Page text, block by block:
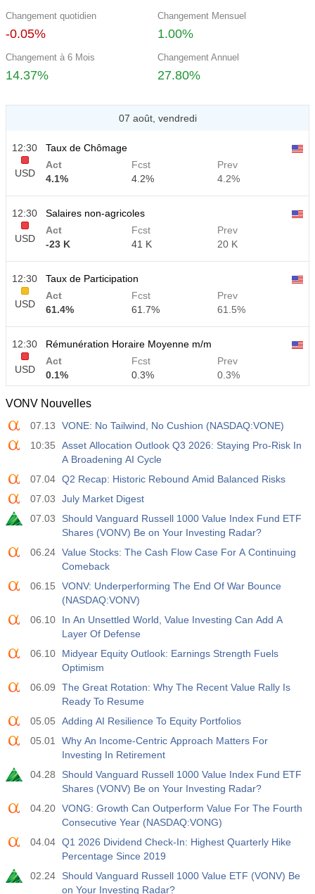
Changement quotidien
-0.05%
Changement Mensuel
1.00%
Changement à 6 Mois
14.37%
Changement Annuel
27.80%
07 août, vendredi
12:30
USD
Taux de Chômage
Act
4.1%
Fcst
4.2%
Prev
4.2%
12:30
USD
Salaires non-agricoles
Act
-23 K
Fcst
41 K
Prev
20 K
12:30
USD
Taux de Participation
Act
61.4%
Fcst
61.7%
Prev
61.5%
12:30
USD
Rémunération Horaire Moyenne m/m
Act
0.1%
Fcst
0.3%
Prev
0.3%
12:30
Rémunération Horaire Moyenne a/a
Act
3.2%
Fcst
3.5%
Prev
3.5%
12:30
USD
Masses Salariales Privées Non-Agricoles
30 K
40 K
Taux de Chômage U6
Act
7.9%
Fcst
Prev
Baker Hughes Nombre de plates-formes pétrolières
américaines
Fcst
451
17:00
Baker Hughes Nombre total de plates-formes aux
États-Unis
588
USD
Crédit à la consommation de la Réserve Fédérale
m/m
Fcst
Prev
19:30
Fcst
VONV Nouvelles
07.13
VONE: No Tailwind, No Cushion (NASDAQ:VONE)
10:35
Asset Allocation Outlook Q3 2026: Staying Pro-Risk In
A Broadening AI Cycle
07.04 Q2 Recap: Historic Rebound Amid Balanced Risks
07.03
July Market Digest
07.03
Should Vanguard Russell 1000 Value Index Fund ETF
Shares (VONV) Be on Your Investing Radar?
06.24 Value Stocks: The Cash Flow Case For A Continuing
Comeback
06.15
VONV: Underperforming The End Of War Bounce
(NASDAQ:VONV)
06.10
In An Unsettled World, Value Investing Can Add A
Layer Of Defense
06.10
Midyear Equity Outlook: Earnings Strength Fuels
Optimism
06.09
The Great Rotation: Why The Recent Value Rally Is
Ready To Resume
05.05
Adding AI Resilience To Equity Portfolios
05.01
Why An Income-Centric Approach Matters For
Investing In Retirement
04.28
Should Vanguard Russell 1000 Value Index Fund ETF
Shares (VONV) Be on Your Investing Radar?
04.20 VONG: Growth Can Outperform Value For The Fourth
Consecutive Year (NASDAQ:VONG)
04.04 Q1 2026 Dividend Check-In: Highest Quarterly Hike
Percentage Since 2019
02.24
Should Vanguard Russell 1000 Value ETF (VONV) Be
on Your Investing Radar?